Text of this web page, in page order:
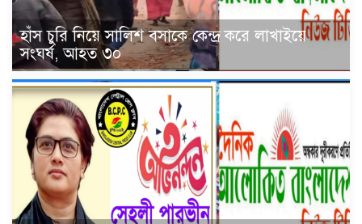
হাঁস চুরি নিয়ে সালিশ বসাকে কেন্দ্র করে লাখাইয়ে
সংঘর্ষ, আহত ৩০